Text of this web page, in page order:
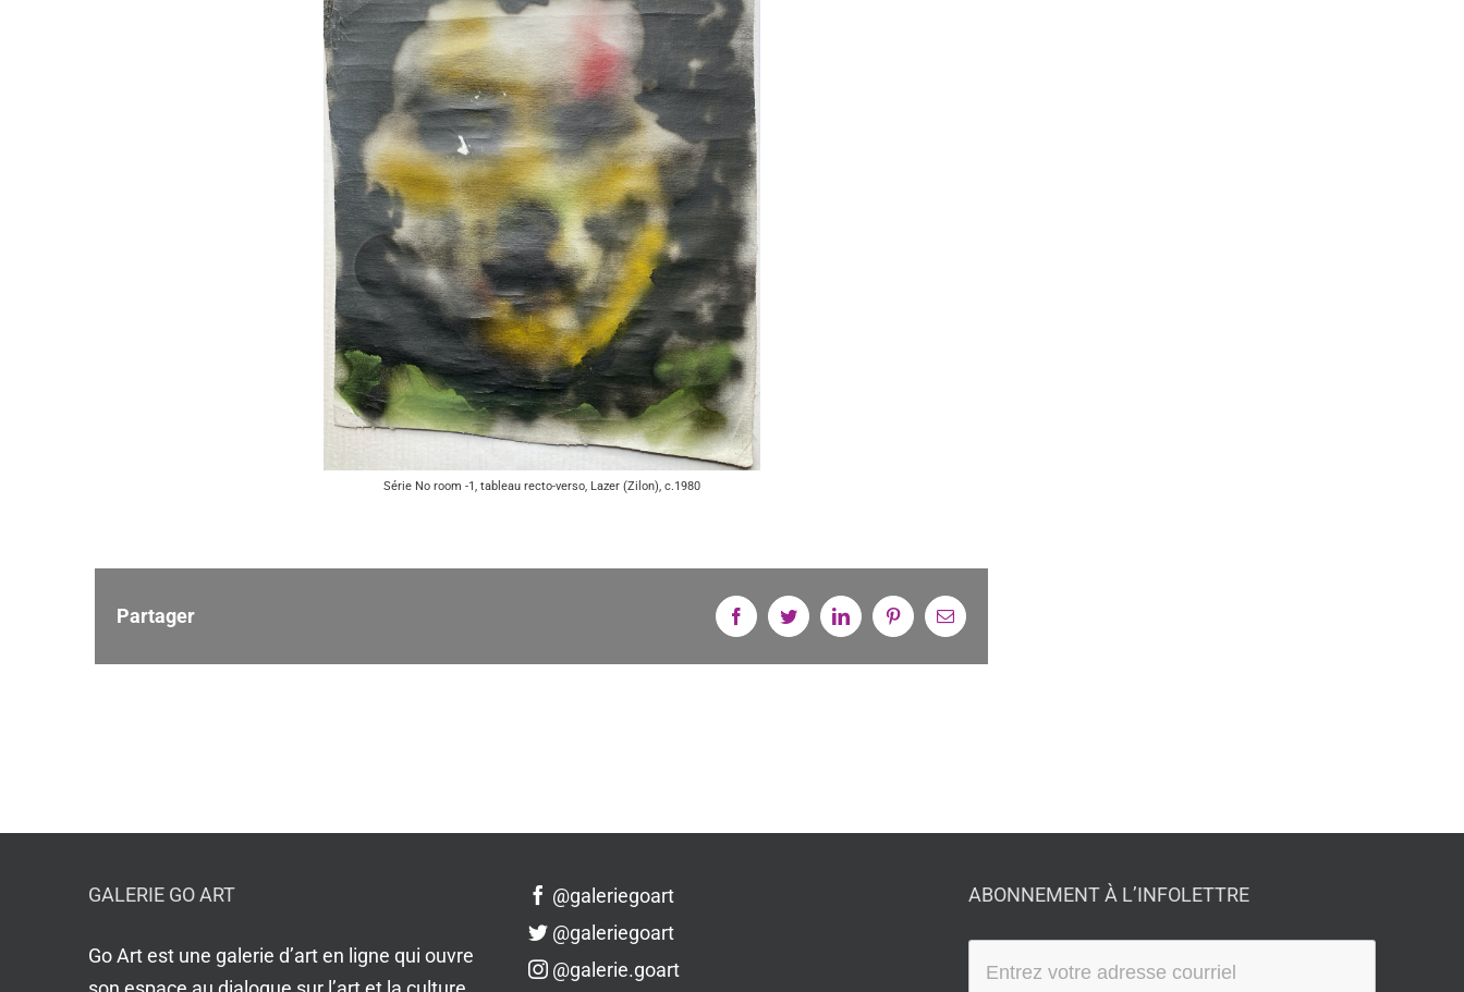
Série No room -1, tableau recto-verso, Lazer (Zilon), c.1980
Partager FacebookTwitterLinkedin PinterestEmail
GALERIE GO ART
Go Art est une galerie d’art en ligne qui ouvre
@galeriegoart
@galeriegoart
@galerie.goart
ABONNEMENT À L’INFOLETTRE